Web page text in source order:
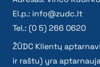
El.p.: info@zudc.lt
Tel.: (0 5) 266 0620
ŽŪDC Klientų
ir raštu) yra